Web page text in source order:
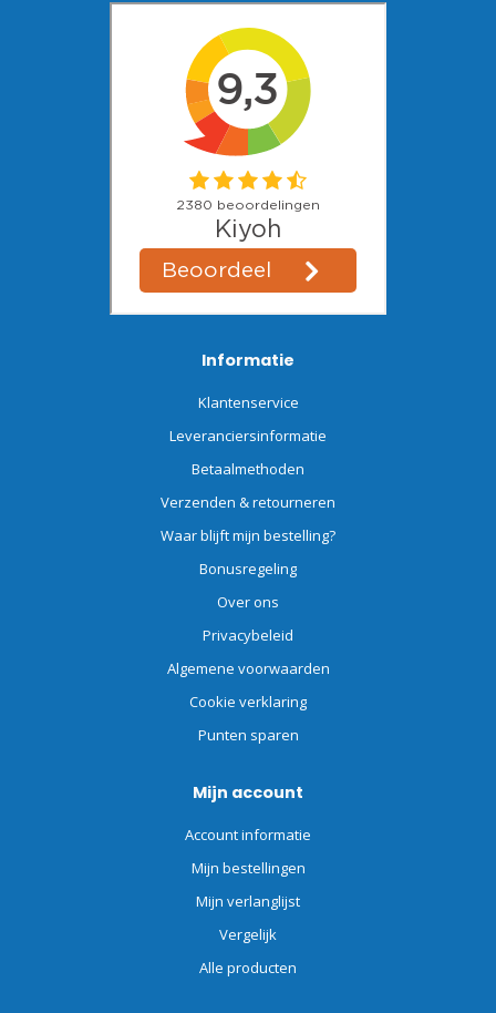
Informatie
Klantenservice
Leveranciersinformatie
Betaalmethoden
Verzenden & retourneren
Waar blijft mijn bestelling?
Bonusregeling
Over ons
Privacybeleid
Algemene voorwaarden
Cookie verklaring
Punten sparen
Mijn account
Account informatie
Mijn bestellingen
Mijn verlanglijst
Vergelijk
Alle producten